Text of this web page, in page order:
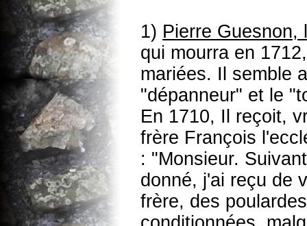
1) Pierre Guesnon,
qui mourra en
mariées. Il semble
"dépanneur" et le
En 1710, Il reçoit,
frère François
: "Monsieur.
donné, j'ai reçu de
frère, des